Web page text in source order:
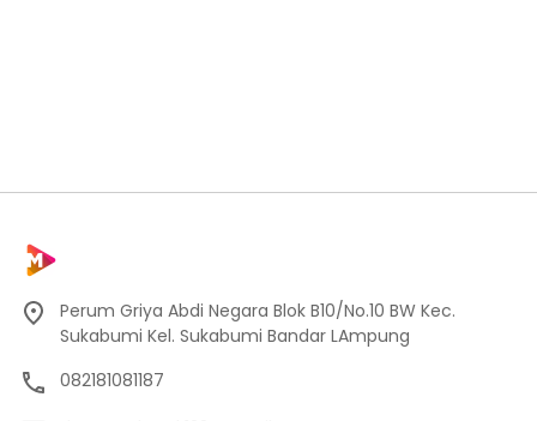
Perum Griya Abdi Negara Blok B10/No.10 BW Kec.
Sukabumi Kel. Sukabumi Bandar LAmpung
082181081187